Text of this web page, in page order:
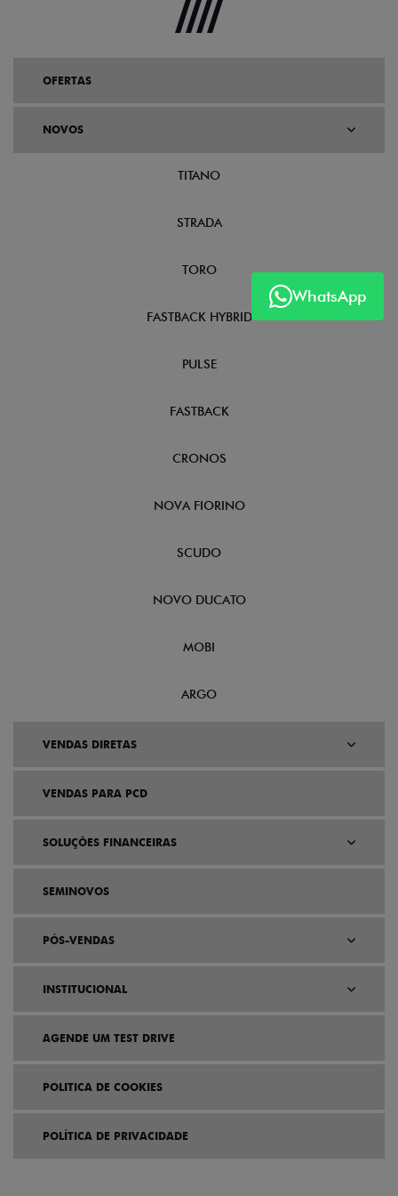
WhatsApp
OFERTAS
NOVOS
TITANO
STRADA
TORO
FASTBACK HYBRID
PULSE
FASTBACK
CRONOS
NOVA FIORINO
SCUDO
NOVO DUCATO
MOBI
ARGO
VENDAS DIRETAS
VENDAS PARA PCD
SOLUÇÕES FINANCEIRAS
SEMINOVOS
PÓS-VENDAS
INSTITUCIONAL
AGENDE UM TEST DRIVE
POLITICA DE COOKIES
POLÍTICA DE PRIVACIDADE